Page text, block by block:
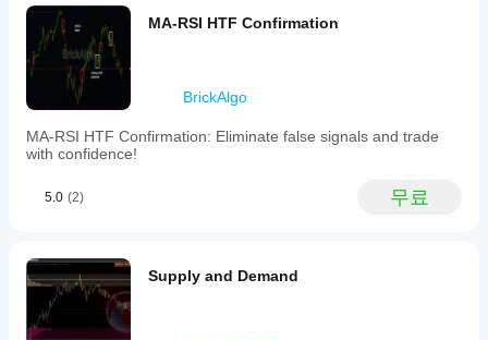
MA-RSI HTF Confirmation
BrickAlgo
MA-RSI HTF Confirmation: Eliminate false signals and trade
with confidence!
5.0 (2) 무료
Supply and Demand